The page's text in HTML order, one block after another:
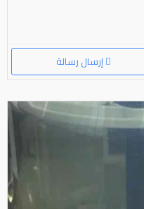
إرسال رسالة